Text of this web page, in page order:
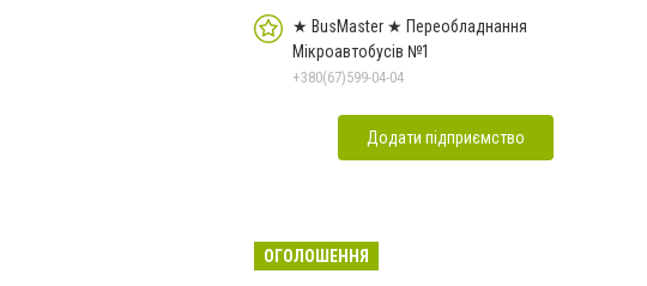
★ BusMaster ★ Переобладнання
Мікроавтобусів №1
+380(67)599-04-04
Додати підприємство
ОГОЛОШЕННЯ